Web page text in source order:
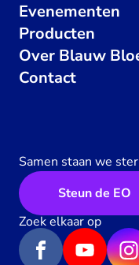
Evenementen
Producten
Over Blauw
Contact
Samen staan we
Steun de EO
Zoek elkaar op